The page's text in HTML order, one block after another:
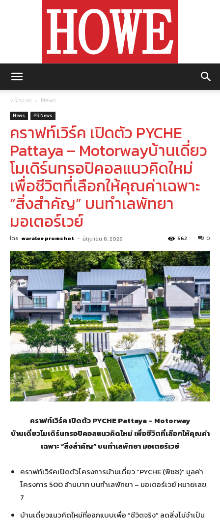
หน้าแรก News
News PR News
คราฟท์เวิร์ค เปิดตัว PYCHE
Pattaya – Motorwayบ้านเดี่ยว
โมเดิร์นทรอปิคอลแนวคิดใหม่
เพื่อชีวิตที่เลือกให้คุณค่าเฉพาะ
“สิ่งสำคัญ” บนทำเลพัทยา
มอเตอร์เวย์
โดย waralee promchot - มิถุนายน 8, 2026 0
662
คราฟท์เวิร์ค เปิดตัว PYCHE Pattaya – Motorway
บ้านเดี่ยวโมเดิร์นทรอปิคอลแนวคิดใหม่ เพื่อชีวิตที่เลือกให้คุณค่า
เฉพาะ “สิ่งสำคัญ” บนทำเลพัทยา มอเตอร์เวย์
คราฟท์เวิร์คเปิดตัวโครงการบ้านเดี่ยว “PYCHE (พิชช)” มูลค่า
โครงการ 500 ล้านบาท บนทำเลพัทยา – มอเตอร์เวย์ หมายเลข
7
บ้านเดี่ยวแนวคิดใหม่ที่ออกแบบเพื่อ “ชีวิตจริง” ลดสิ่งไม่จำเป็น